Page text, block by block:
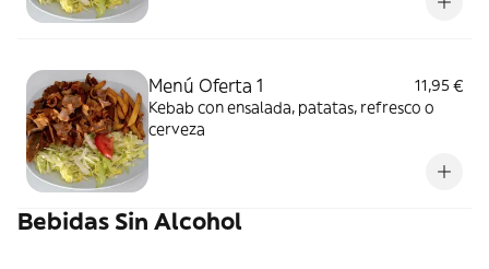
Menú Oferta 1
11,95 €
Kebab con ensalada, patatas, refresco o
cerveza
Bebidas Sin Alcohol